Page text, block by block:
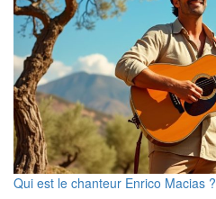
Qui est le chanteur Enrico Macias ?